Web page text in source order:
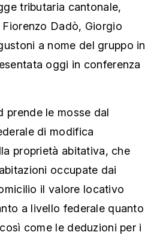
tributaria cantonale,
Dadò, Giorgio
a nome del gruppo in
oggi in conferenza
prende le mosse dal
di modifica
proprietà abitativa, che
occupate dai
il valore locativo
a livello federale quanto
come le deduzioni per i